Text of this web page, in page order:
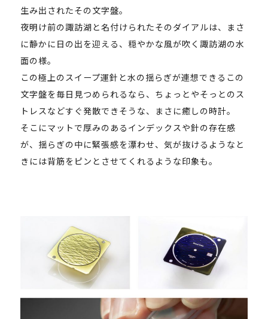
生み出されたその文字盤。
夜明け前の諏訪湖と名付けられたそのダイアルは、まさ
に静かに日の出を迎える、穏やかな風が吹く諏訪湖の水
面の様。
この極上のスイープ運針と水の揺らぎが連想できるこの
文字盤を毎日見つめられるなら、ちょっとやそっとのス
トレスなどすぐ発散できそうな、まさに癒しの時計。
そこにマットで厚みのあるインデックスや針の存在感
が、揺らぎの中に緊張感を漂わせ、気が抜けるようなと
きには背筋をピンとさせてくれるような印象も。